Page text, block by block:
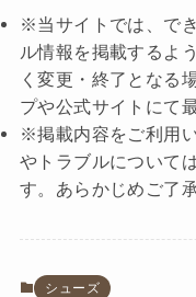
※当サイトでは、で
ル情報を掲載するよ
く変更・終了となる
プや公式サイトにて
※掲載内容をご利用
やトラブルについて
す。あらかじめご了
シューズ